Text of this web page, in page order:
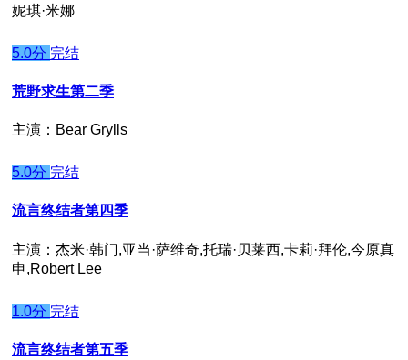
妮琪·米娜
5.0分 完结
荒野求生第二季
主演：Bear Grylls
5.0分 完结
流言终结者第四季
主演：杰米·韩门,亚当·萨维奇,托瑞·贝莱西,卡莉·拜伦,今原真
申,Robert Lee
1.0分 完结
流言终结者第五季